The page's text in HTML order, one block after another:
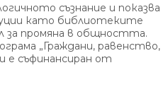
съзнание и показва
като библиотеките
за промяна в общността.
„Граждани, равенство,
е съфинансиран от